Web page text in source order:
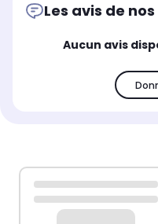
Les avis de
Aucun avis